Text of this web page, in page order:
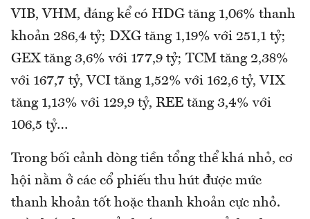
VIB, VHM, đáng kể có HDG tăng 1,06% thanh
khoản 286,4 tỷ; DXG tăng 1,19% với 251,1 tỷ;
GEX tăng 3,6% với 177,9 tỷ; TCM tăng 2,38%
với 167,7 tỷ, VCI tăng 1,52% với 162,6 tỷ, VIX
tăng 1,13% với 129,9 tỷ, REE tăng 3,4% với
106,5 tỷ…
Trong bối cảnh dòng tiền tổng thể khá nhỏ, cơ
hội nằm ở các cổ phiếu thu hút được mức
thanh khoản tốt hoặc thanh khoản cực nhỏ.